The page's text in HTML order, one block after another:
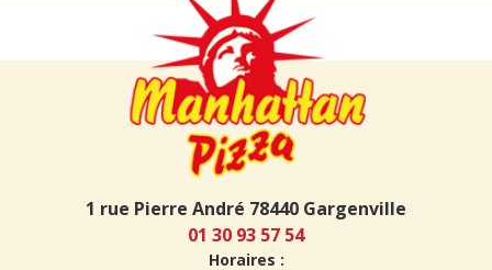
1 rue Pierre André 78440 Gargenville
01 30 93 57 54
Horaires :